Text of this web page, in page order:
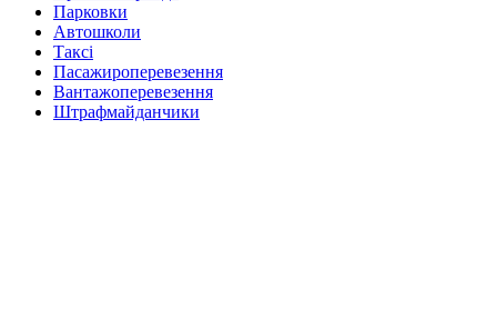
Парковки
Автошколи
Таксі
Пасажироперевезення
Вантажоперевезення
Штрафмайданчики